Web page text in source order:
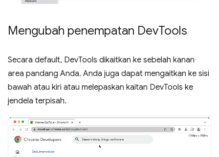
Mengubah penempatan DevTools
Secara default, DevTools dikaitkan ke sebelah kanan
area pandang Anda. Anda juga dapat mengaitkan ke sisi
bawah atau kiri atau melepaskan kaitan DevTools ke
jendela terpisah.